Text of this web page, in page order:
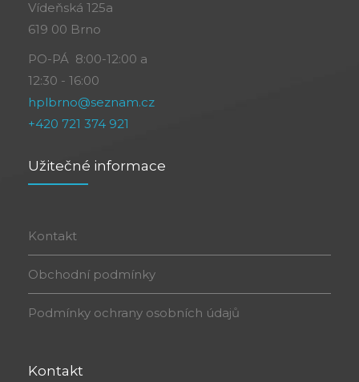
Vídeňská 125a
619 00 Brno
PO-PÁ 8:00-12:00 a
12:30 - 16:00
hplbrno@seznam.cz
+420 721 374 921
Užitečné informace
Kontakt
Obchodní podmínky
Podmínky ochrany osobních údajů
Kontakt